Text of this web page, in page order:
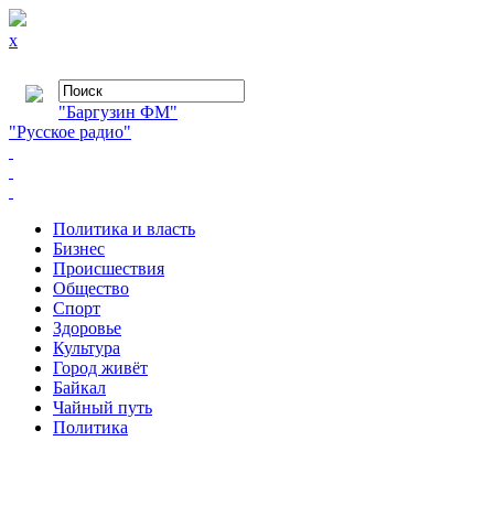
x
"Баргузин ФМ"
"Русское радио"
Политика и власть
Бизнес
Происшествия
Общество
Cпорт
Здоровье
Культура
Город живёт
Байкал
Чайный путь
Политика